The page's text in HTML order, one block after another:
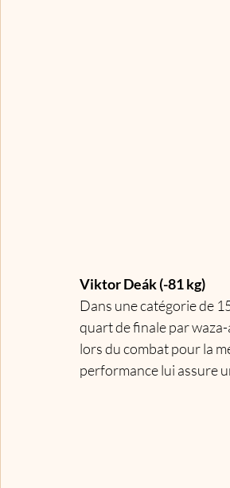
Viktor Deák (-81 kg)
Dans une catégorie de
quart de finale par
lors du combat pour la
performance lui assure